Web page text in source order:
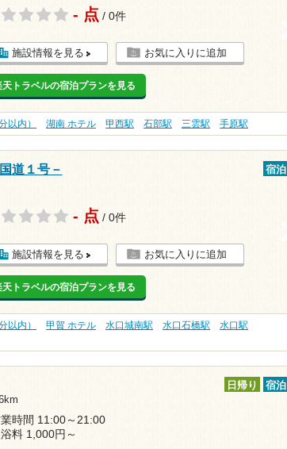
- 点 / 0件
施設情報を見る お気に入りに追加
天トラベルの宿泊プランを見る
以内） 湖南 ホテル 甲西駅 石部駅 三雲駅 手原駅
道１号－ 宿泊
- 点 / 0件
施設情報を見る お気に入りに追加
天トラベルの宿泊プランを見る
以内） 甲賀 ホテル 水口城南駅 水口石橋駅
水口駅
日帰り 宿泊
時間 11:00～21:00
料 1,000円～